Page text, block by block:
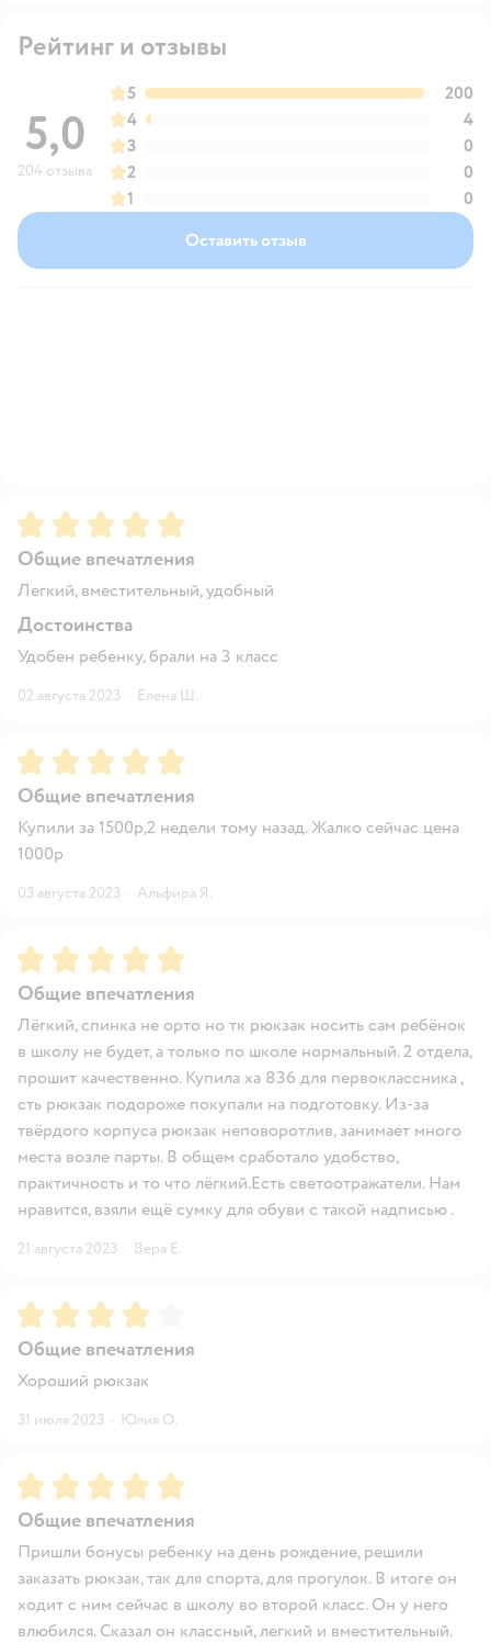
Рейтинг и отзывы
5,0
204 отзыва
5
200
4
4
3
0
2
0
1
0
Оставить отзыв
Рейтинг:5
Общие впечатления
Легкий, вместительный, удобный
Достоинства
Удобен ребенку, брали на 3 класс
02 августа 2023 · Елена Ш.
Рейтинг:5
Общие впечатления
Купили за 1500р,2 недели тому назад. Жалко сейчас цена
1000р
03 августа 2023 · Альфира Я.
Рейтинг:5
Общие впечатления
Лёгкий, спинка не орто но тк рюкзак носить сам ребёнок
в школу не будет, а только по школе нормальный. 2 отдела,
прошит качественно. Купила ха 836 для первоклассника ,
сть рюкзак подороже покупали на подготовку. Из-за
твёрдого корпуса рюкзак неповоротлив, занимает много
места возле парты. В общем сработало удобство,
практичность и то что лёгкий.Есть светоотражатели. Нам
нравится, взяли ещё сумку для обуви с такой надписью .
21 августа 2023 · Вера Е.
Рейтинг:4
Общие впечатления
Хороший рюкзак
31 июля 2023 · Юлия О.
Рейтинг:5
Общие впечатления
Пришли бонусы ребенку на день рождение, решили
заказать рюкзак, так для спорта, для прогулок. В итоге он
ходит с ним сейчас в школу во второй класс. Он у него
влюбился. Сказал он классный, легкий и вместительный.